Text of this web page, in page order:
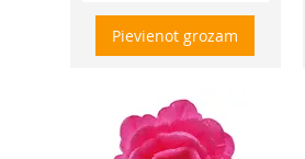
Pievienot grozam